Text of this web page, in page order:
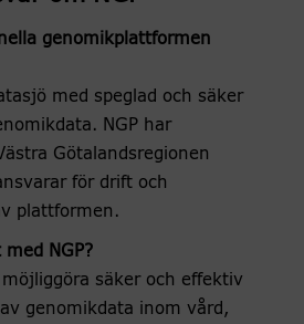
genomikplattformen
med speglad och säker
NGP har
Götalandsregionen
för drift och
plattformen.
NGP?
säker och effektiv
genomikdata inom vård,